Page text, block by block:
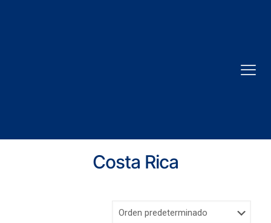
Costa Rica